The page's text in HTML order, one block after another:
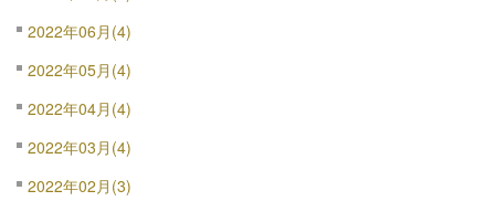
2022年06月(4)
2022年05月(4)
2022年04月(4)
2022年03月(4)
2022年02月(3)